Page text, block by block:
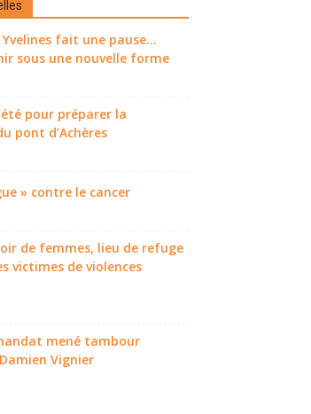
fait une pause...
sous une nouvelle forme
pour préparer la
pont d’Achères
» contre le cancer
de femmes, lieu de refuge
victimes de violences
mené tambour
Vignier